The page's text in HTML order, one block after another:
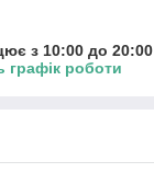
з 10:00 до 20:00
графік роботи